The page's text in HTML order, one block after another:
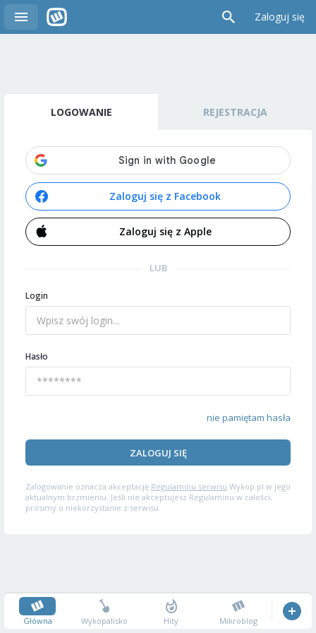
Zaloguj się
LOGOWANIE REJESTRACJA
Zaloguj się z Facebook
Zaloguj się z Apple
LUB
Login
Hasło
nie pamiętam hasła
ZALOGUJ SIĘ
Zalogowanie oznacza akceptację Regulaminu serwisu Wykop.pl w jego
aktualnym brzmieniu. Jeśli nie akceptujesz Regulaminu w całości,
prosimy o niekorzystanie z serwisu.
Główna Wykopalisko Hity Mikroblog